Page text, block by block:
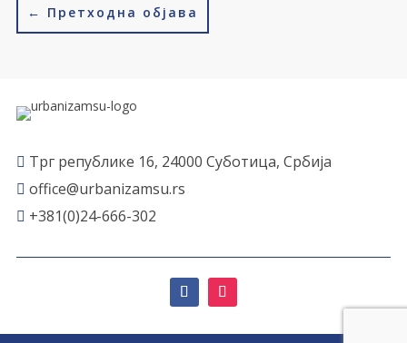
← Претходна објава
 Трг републике 16, 24000 Суботица, Србија
 office@urbanizamsu.rs
 +381(0)24-666-302